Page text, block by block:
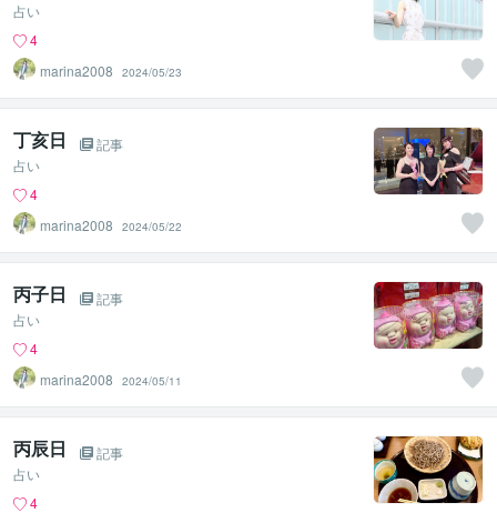
占い
4
marina2008
2024/05/23
丁亥日
記事
占い
4
marina2008
2024/05/22
丙子日
記事
占い
4
marina2008
2024/05/11
丙辰日
記事
占い
4